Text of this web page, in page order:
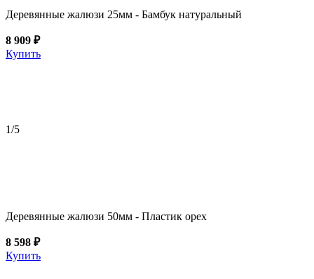
Деревянные жалюзи 25мм - Бамбук натуральный
8 909 ₽
Купить
1/5
Деревянные жалюзи 50мм - Пластик орех
8 598 ₽
Купить